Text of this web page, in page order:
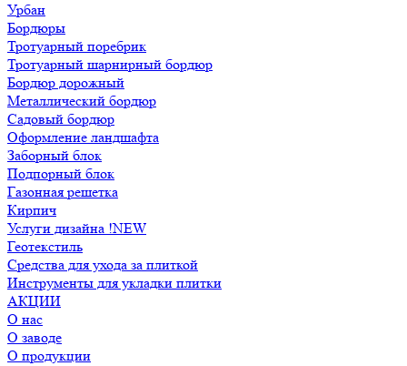
Урбан
Бордюры
Тротуарный поребрик
Тротуарный шарнирный бордюр
Бордюр дорожный
Металлический бордюр
Садовый бордюр
Оформление ландшафта
Заборный блок
Подпорный блок
Газонная решетка
Кирпич
Услуги дизайна !NEW
Геотекстиль
Средства для ухода за плиткой
Инструменты для укладки плитки
АКЦИИ
О нас
О заводе
О продукции